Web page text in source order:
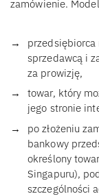
zamówienie.
przedsiębiorca
sprzedawcą i
za prowizję,
towar, który
jego stronie
po złożeniu
bankowy
określony
Singapuru),
szczególności